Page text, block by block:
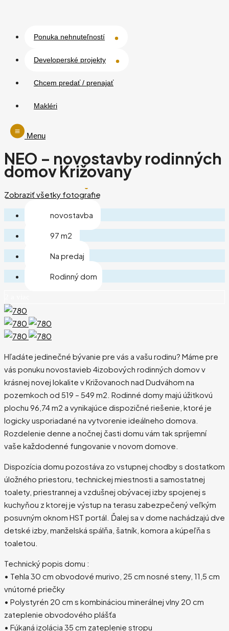
Ponuka nehnuteľností
Developerské projekty
Chcem predať / prenajať
Makléri
Menu
NEO – novostavby rodinných
domov Križovany
Zobraziť všetky fotografie
novostavba
97 m2
Na predaj
Rodinný dom
Hľadáte jedinečné bývanie pre vás a vašu rodinu? Máme pre
vás ponuku novostavieb 4izobových rodinných domov v
krásnej novej lokalite v Križovanoch nad Dudváhom na
pozemkoch od 519 – 549 m2. Rodinné domy majú úžitkovú
plochu 96,74 m2 a vynikajúce dispozičné riešenie, ktoré je
logicky usporiadané na vytvorenie ideálneho domova.
Rozdelenie denne a nočnej časti domu vám tak spríjemní
vaše každodenné fungovanie v novom domove.
Dispozícia domu pozostáva zo vstupnej chodby s dostatkom
úložného priestoru, technickej miestnosti a samostatnej
toalety, priestrannej a vzdušnej obývacej izby spojenej s
kuchyňou z ktorej je výstup na terasu zabezpečený veľkým
posuvným oknom HST portál. Ďalej sa v dome nachádzajú dve
detské izby, manželská spálňa, šatník, komora a kúpeľňa s
toaletou.
Technický popis domu :
• Tehla 30 cm obvodové murivo, 25 cm nosné steny, 11,5 cm
vnútorné priečky
• Polystyrén 20 cm s kombináciou minerálnej vlny 20 cm
zateplenie obvodového plášťa
• Fúkaná izolácia 35 cm zateplenie stropu